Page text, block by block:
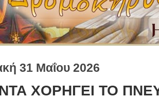
31 Μαΐου 2026
ΧΟΡΗΓΕΙ ΤΟ